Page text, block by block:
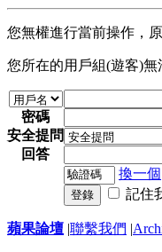
您無權進行當前操作，原
您所在的用戶組(遊客)無
密碼
安全提問
回答
換一個
登錄 記住
蘋果論壇 |聯繫我們 |